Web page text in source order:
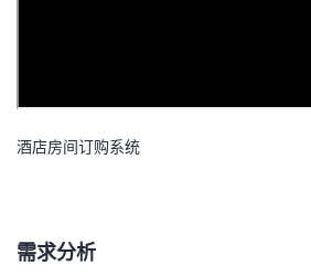
持
酒店房间订购系统
需求分析